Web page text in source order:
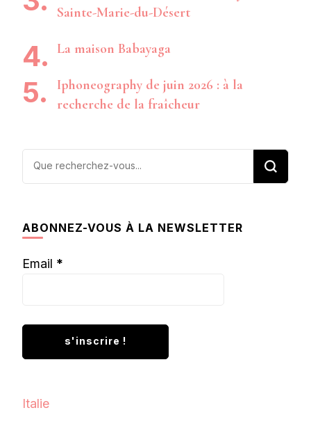
Sainte-Marie-du-Désert
La maison Babayaga
Iphoneography de juin 2026 : à la
recherche de la fraîcheur
Vous
ABONNEZ-VOUS À LA NEWSLETTER
Email *
Italie